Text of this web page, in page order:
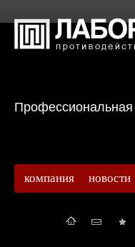
компания новости